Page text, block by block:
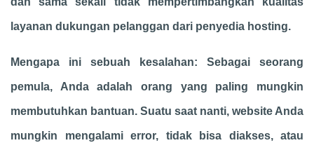
layanan dukungan pelanggan dari penyedia hosting.
Mengapa ini sebuah kesalahan: Sebagai seorang
pemula, Anda adalah orang yang paling mungkin
membutuhkan bantuan. Suatu saat nanti, website Anda
mungkin mengalami error, tidak bisa diakses, atau